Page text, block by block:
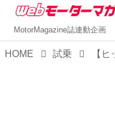
MotorMagazine誌連動企画
HOME 試乗